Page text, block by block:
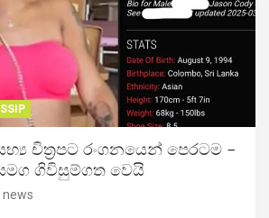
චිත්‍රපට රංගනයෙන් පෙරටම –
ගිවිසුම්ගත වෙයි
news